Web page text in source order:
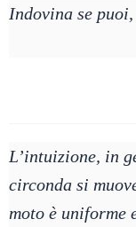
Indovina se
L’intuizione, in
circonda si
moto è uniforme